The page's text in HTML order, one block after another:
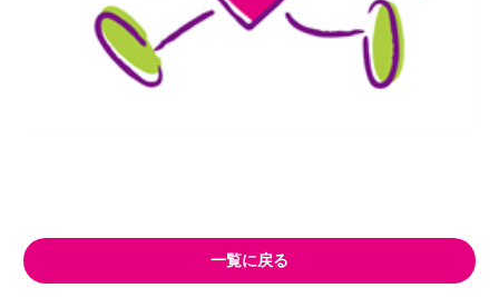
一覧に戻る